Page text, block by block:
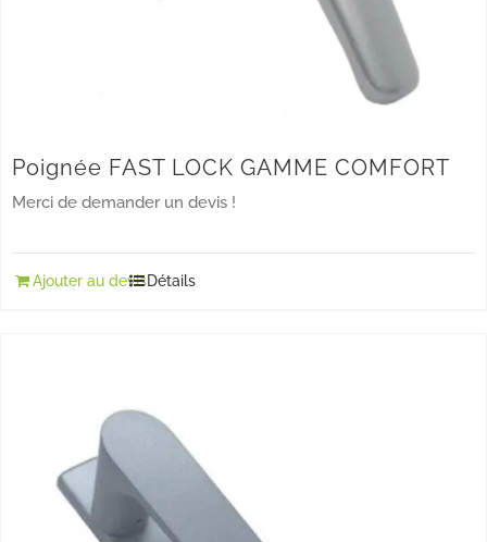
Poignée FAST LOCK GAMME COMFORT
Merci de demander un devis !
Ajouter au devisDétails